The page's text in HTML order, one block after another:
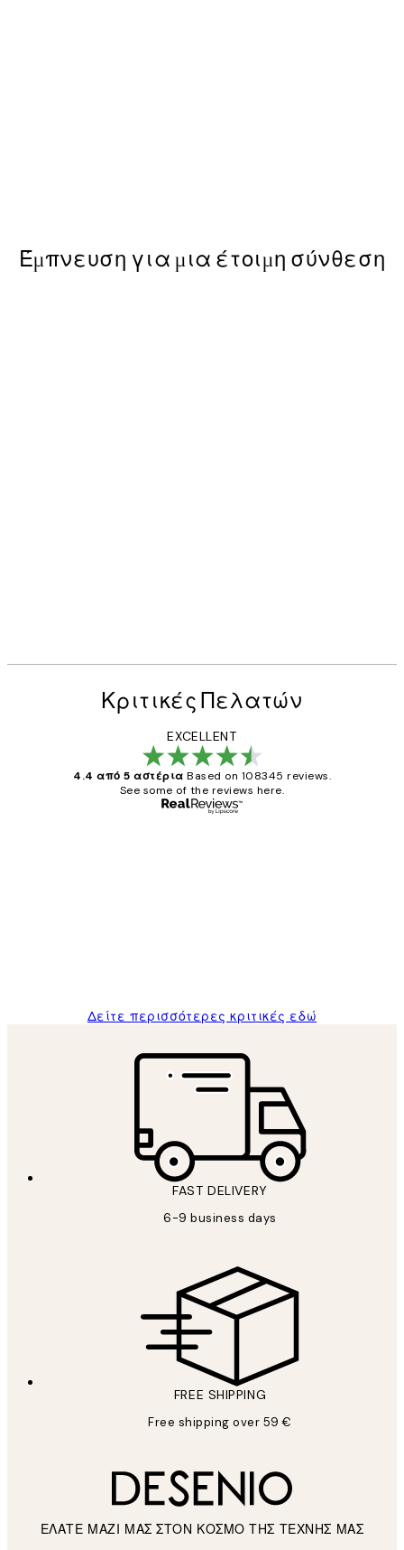
Έμπνευση για μια έτοιμη σύνθεση
Κριτικές Πελατών
EXCELLENT
4.4 από 5 αστέρια Based on 108345 reviews.
See some of the reviews here.
Δείτε περισσότερες κριτικές εδώ
FAST DELIVERY
6-9 business days
FREE SHIPPING
Free shipping over 59 €
ΕΛΑΤΕ ΜΑΖΙ ΜΑΣ ΣΤΟΝ ΚΟΣΜΟ ΤΗΣ ΤΕΧΝΗΣ ΜΑΣ